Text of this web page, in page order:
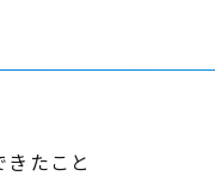
たこと